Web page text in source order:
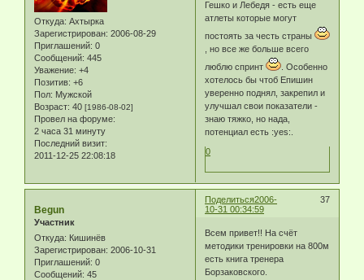
Откуда: Ахтырка
Зарегистрирован: 2006-08-29
Приглашений: 0
Сообщений: 445
Уважение: +4
Позитив: +6
Пол: Мужской
Возраст: 40 [1986-08-02]
Провел на форуме:
2 часа 31 минуту
Последний визит:
2011-12-25 22:08:18
Гешко и Лебедя - есть еще
атлеты которые могут
постоять за честь страны
, но все же больше всего
люблю спринт
. Особенно
хотелось бы чтоб Епишин
уверенно поднял, закрепил и
улучшал свои показатели -
знаю тяжко, но нада,
потенциал есть :yes:.
0
Поделиться 37
2006-
10-31 00:34:59
Begun
Участник
Откуда: Кишинёв
Зарегистрирован: 2006-10-31
Приглашений: 0
Сообщений: 45
Всем привет!! На счёт
методики тренировки на 800м
есть книга тренера
Борзаковского.